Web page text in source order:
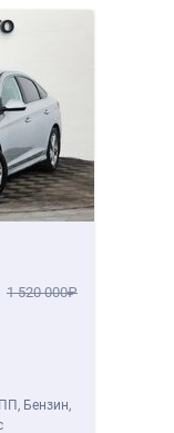
1 520 000
Бензин,